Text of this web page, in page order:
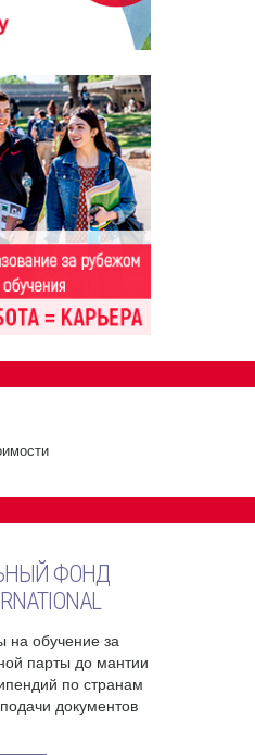
ФОНД
на обучение за
парты до мантии
по странам
документов